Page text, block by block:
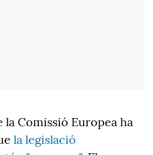
Comissió Europea ha
la legislació